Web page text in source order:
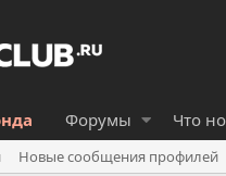
Форумы Что
Новые сообщения профилей